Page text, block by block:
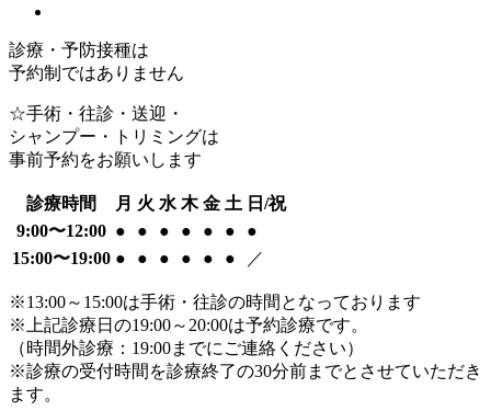
診療・予防接種は
予約制ではありません
☆手術・往診・送迎・
シャンプー・トリミングは
事前予約をお願いします
診療時間 月 火 水 木 金 土 日/祝
9:00〜12:00 ● ● ● ● ● ●
●
15:00〜19:00 ● ● ● ● ● ● ／
※13:00～15:00は手術・往診の時間となっております
※上記診療日の19:00～20:00は予約診療です。
（時間外診療：19:00までにご連絡ください）
※診療の受付時間を診療終了の30分前までとさせていただき
ます。